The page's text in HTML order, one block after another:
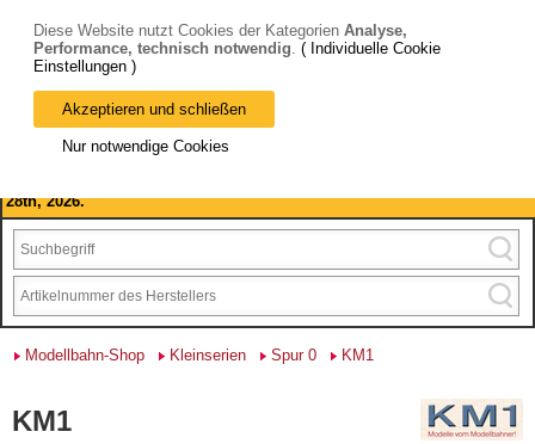
Bitte beachten Sie: wir machen Betriebsferien, vom 03. bis 28.
August 2026 haben wir geschlossen.
28th, 2026.
Modellbahn-Shop Kleinserien Spur 0 KM1
KM1
Diese Website nutzt Cookies der Kategorien Analyse,
Performance, technisch notwendig. ( Individuelle Cookie
Einstellungen )
Akzeptieren und schließen
Nur notwendige Cookies